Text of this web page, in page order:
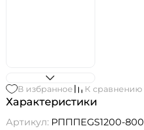
В избранное К сравнению
Характеристики
Артикул: РПППEGS1200-800